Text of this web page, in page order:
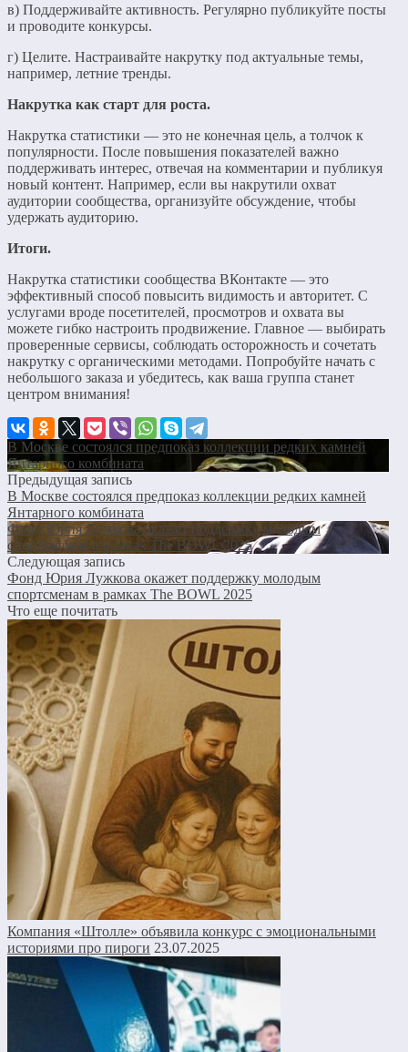
в) Поддерживайте активность. Регулярно публикуйте посты
и проводите конкурсы.
г) Целите. Настраивайте накрутку под актуальные темы,
например, летние тренды.
Накрутка как старт для роста.
Накрутка статистики — это не конечная цель, а толчок к
популярности. После повышения показателей важно
поддерживать интерес, отвечая на комментарии и публикуя
новый контент. Например, если вы накрутили охват
аудитории сообщества, организуйте обсуждение, чтобы
удержать аудиторию.
Итоги.
Накрутка статистики сообщества ВКонтакте — это
эффективный способ повысить видимость и авторитет. С
услугами вроде посетителей, просмотров и охвата вы
можете гибко настроить продвижение. Главное — выбирать
проверенные сервисы, соблюдать осторожность и сочетать
накрутку с органическими методами. Попробуйте начать с
небольшого заказа и убедитесь, как ваша группа станет
центром внимания!
В Москве состоялся предпоказ коллекции редких камней
Янтарного комбината
Предыдущая запись
В Москве состоялся предпоказ коллекции редких камней
Янтарного комбината
Фонд Юрия Лужкова окажет поддержку молодым
спортсменам в рамках The BOWL 2025
Следующая запись
Фонд Юрия Лужкова окажет поддержку молодым
спортсменам в рамках The BOWL 2025
Что еще почитать
Компания «Штолле» объявила конкурс с эмоциональными
историями про пироги 23.07.2025